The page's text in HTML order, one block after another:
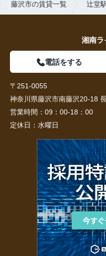
藤沢市の賃貸一覧 辻堂
湘南ラ
電話をする
〒251-0055
神奈川県藤沢市南藤沢20-18
営業時間： 09：00-18：00
定休日： 水曜日